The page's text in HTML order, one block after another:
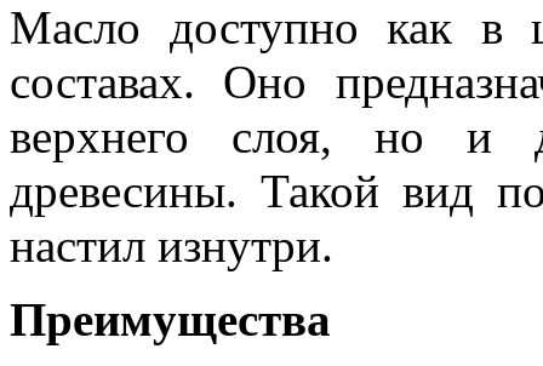
Масло доступно как в
составах. Оно
верхнего слоя, но и
древесины. Такой вид
настил изнутри.
Преимущества